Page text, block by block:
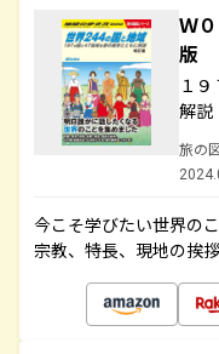
Ｗ
版
１
解説
旅の
今こそ学びたい世界の
宗教、特長、現地の挨